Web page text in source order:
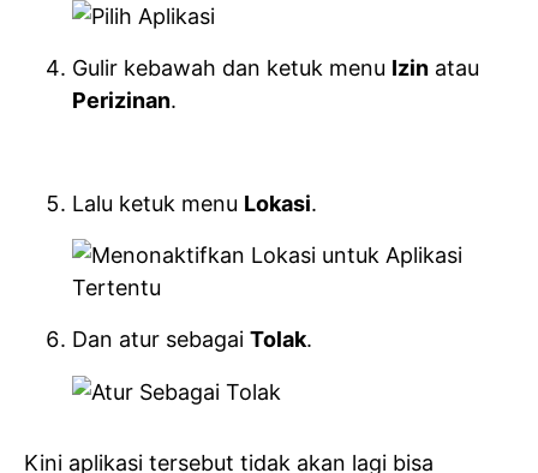
Gulir kebawah dan ketuk menu Izin atau
Perizinan.
Lalu ketuk menu Lokasi.
Dan atur sebagai Tolak.
Kini aplikasi tersebut tidak akan lagi bisa